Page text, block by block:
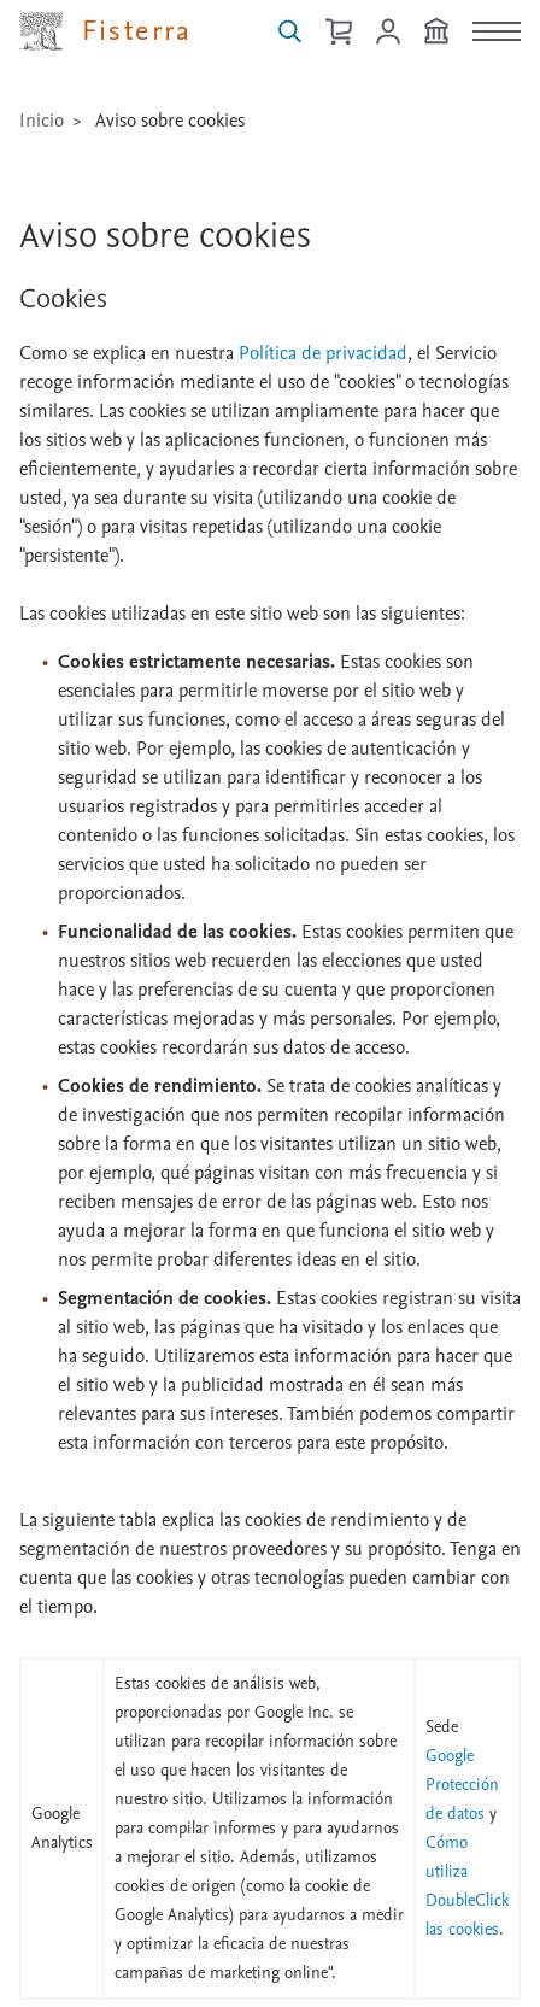
Fisterra
...
Inicio Aviso sobre cookies
Aviso sobre cookies
Cookies
Como se explica en nuestra Política de privacidad, el Servicio
recoge información mediante el uso de "cookies" o tecnologías
similares. Las cookies se utilizan ampliamente para hacer que
los sitios web y las aplicaciones funcionen, o funcionen más
eficientemente, y ayudarles a recordar cierta información sobre
usted, ya sea durante su visita (utilizando una cookie de
"sesión") o para visitas repetidas (utilizando una cookie
"persistente").
Las cookies utilizadas en este sitio web son las siguientes:
Cookies estrictamente necesarias. Estas cookies son
esenciales para permitirle moverse por el sitio web y
utilizar sus funciones, como el acceso a áreas seguras del
sitio web. Por ejemplo, las cookies de autenticación y
seguridad se utilizan para identificar y reconocer a los
usuarios registrados y para permitirles acceder al
contenido o las funciones solicitadas. Sin estas cookies, los
servicios que usted ha solicitado no pueden ser
proporcionados.
Funcionalidad de las cookies. Estas cookies permiten que
nuestros sitios web recuerden las elecciones que usted
hace y las preferencias de su cuenta y que proporcionen
características mejoradas y más personales. Por ejemplo,
estas cookies recordarán sus datos de acceso.
Cookies de rendimiento. Se trata de cookies analíticas y
de investigación que nos permiten recopilar información
sobre la forma en que los visitantes utilizan un sitio web,
por ejemplo, qué páginas visitan con más frecuencia y si
reciben mensajes de error de las páginas web. Esto nos
ayuda a mejorar la forma en que funciona el sitio web y
nos permite probar diferentes ideas en el sitio.
Segmentación de cookies. Estas cookies registran su visita
al sitio web, las páginas que ha visitado y los enlaces que
ha seguido. Utilizaremos esta información para hacer que
el sitio web y la publicidad mostrada en él sean más
relevantes para sus intereses. También podemos compartir
esta información con terceros para este propósito.
La siguiente tabla explica las cookies de rendimiento y de
segmentación de nuestros proveedores y su propósito. Tenga en
cuenta que las cookies y otras tecnologías pueden cambiar con
el tiempo.
Google
Analytics
Estas cookies de análisis web,
proporcionadas por Google Inc. se
utilizan para recopilar información sobre
el uso que hacen los visitantes de
nuestro sitio. Utilizamos la información
para compilar informes y para ayudarnos
a mejorar el sitio. Además, utilizamos
cookies de origen (como la cookie de
Google Analytics) para ayudarnos a medir
y optimizar la eficacia de nuestras
campañas de marketing online".
Sede
Google
Protección
de datos y
Cómo
utiliza
DoubleClick
las cookies.